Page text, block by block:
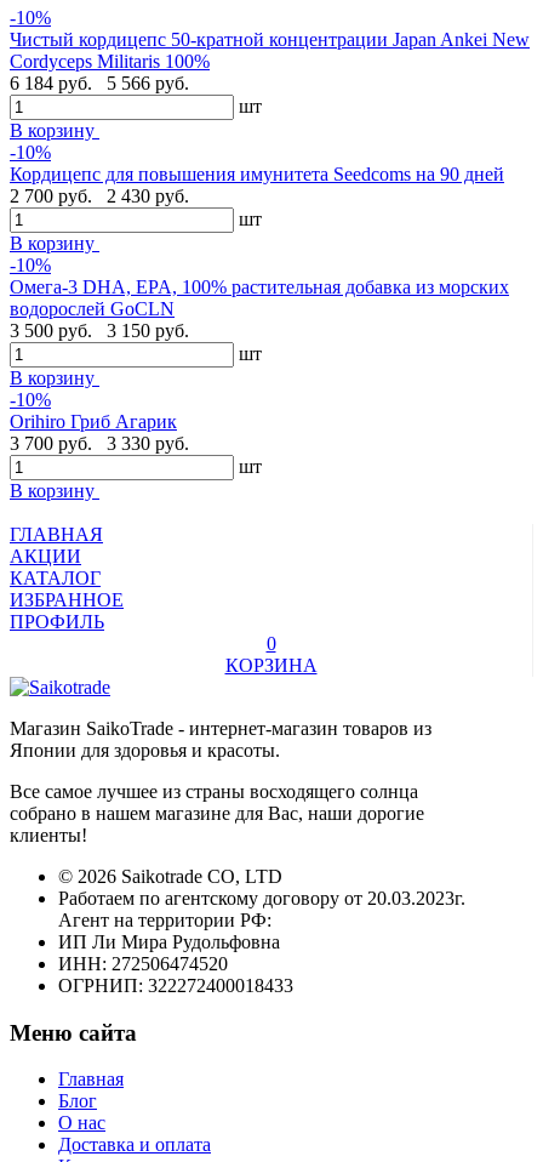
-10%
Чистый кордицепс 50-кратной концентрации Japan Ankei New
Cordyceps Militaris 100%
6 184 руб.
5 566 руб.
шт
В корзину
-10%
Кордицепс для повышения имунитета Seedcoms на 90 дней
2 700 руб.
2 430 руб.
шт
В корзину
-10%
Омега-3 DHA, EPA, 100% растительная добавка из морских
водорослей GoCLN
3 500 руб.
3 150 руб.
шт
В корзину
-10%
Orihiro Гриб Агарик
3 700 руб.
3 330 руб.
шт
В корзину
ГЛАВНАЯ
АКЦИИ
КАТАЛОГ
ИЗБРАННОЕ
ПРОФИЛЬ
0
КОРЗИНА
Магазин SaikoTrade - интернет-магазин товаров из
Японии для здоровья и красоты.
Все самое лучшее из страны восходящего солнца
собрано в нашем магазине для Вас, наши дорогие
клиенты!
© 2026 Saikotrade CO, LTD
Работаем по агентскому договору от 20.03.2023г.
Агент на территории РФ:
ИП Ли Мира Рудольфовна
ИНН: 272506474520
ОГРНИП: 322272400018433
Меню сайта
Главная
Блог
О нас
Доставка и оплата